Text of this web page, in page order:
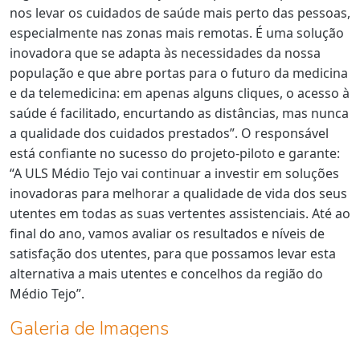
nos levar os cuidados de saúde mais perto das pessoas,
especialmente nas zonas mais remotas. É uma solução
inovadora que se adapta às necessidades da nossa
população e que abre portas para o futuro da medicina
e da telemedicina: em apenas alguns cliques, o acesso à
saúde é facilitado, encurtando as distâncias, mas nunca
a qualidade dos cuidados prestados”. O responsável
está confiante no sucesso do projeto-piloto e garante:
“A ULS Médio Tejo vai continuar a investir em soluções
inovadoras para melhorar a qualidade de vida dos seus
utentes em todas as suas vertentes assistenciais. Até ao
final do ano, vamos avaliar os resultados e níveis de
satisfação dos utentes, para que possamos levar esta
alternativa a mais utentes e concelhos da região do
Médio Tejo”.
Galeria de Imagens